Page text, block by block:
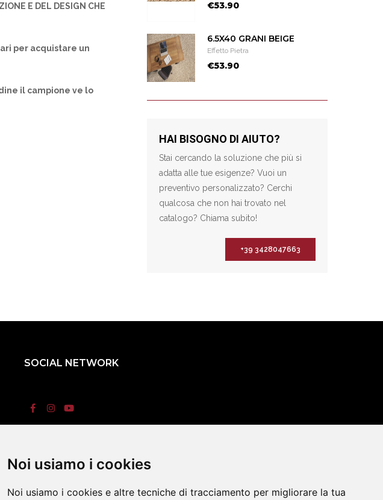
Noi usiamo i cookies
Noi usiamo i cookies e altre tecniche di tracciamento per migliorare la tua
E DEL DESIGN CHE
per acquistare un
il campione ve lo
€53.90
6.5X40 GRANI BEIGE
Effetto Pietra
€53.90
HAI BISOGNO DI AIUTO?
Stai cercando la soluzione che più si
adatta alle tue esigenze? Vuoi un
preventivo personalizzato? Cerchi
qualcosa che non hai trovato nel
catalogo? Chiama subito!
+39 3428047663
SOCIAL NETWORK